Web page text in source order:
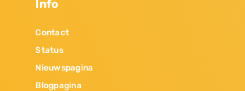
Info
Contact
Status
Nieuwspagina
Blogpagina